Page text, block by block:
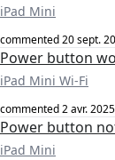
iPad Mini
commented20 sept.
Power button
iPad Mini Wi-Fi
commented2 avr. 2025
Power button
iPad Mini